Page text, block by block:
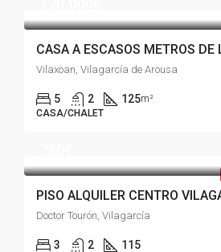
Vilaxoan, Vilagarcía de Arousa
5 2 125m²
CASA/CHALET
Doctor Tourón, Vilagarcía
3 2 115